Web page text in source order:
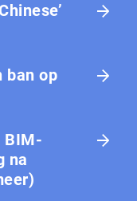
ban op
BIM-
na